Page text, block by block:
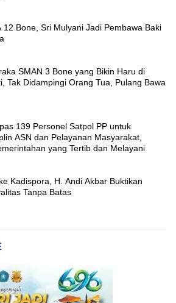
12 Bone, Sri Mulyani Jadi Pembawa Baki
SMAN 3 Bone yang Bikin Haru di
Tak Didampingi Orang Tua, Pulang Bawa
139 Personel Satpol PP untuk
ASN dan Pelayanan Masyarakat,
yang Tertib dan Melayani
Kadispora, H. Andi Akbar Buktikan
Tanpa Batas